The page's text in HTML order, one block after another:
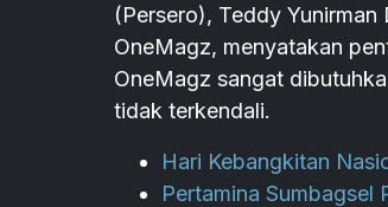
(Persero), Teddy
OneMagz, menyatakan
OneMagz sangat
tidak terkendali.
Hari Kebangkitan
Pertamina Sumbagsel